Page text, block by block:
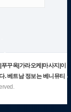
꾸옥|가라오케|마사지|이
. 베트남 정보는 베니뮤티